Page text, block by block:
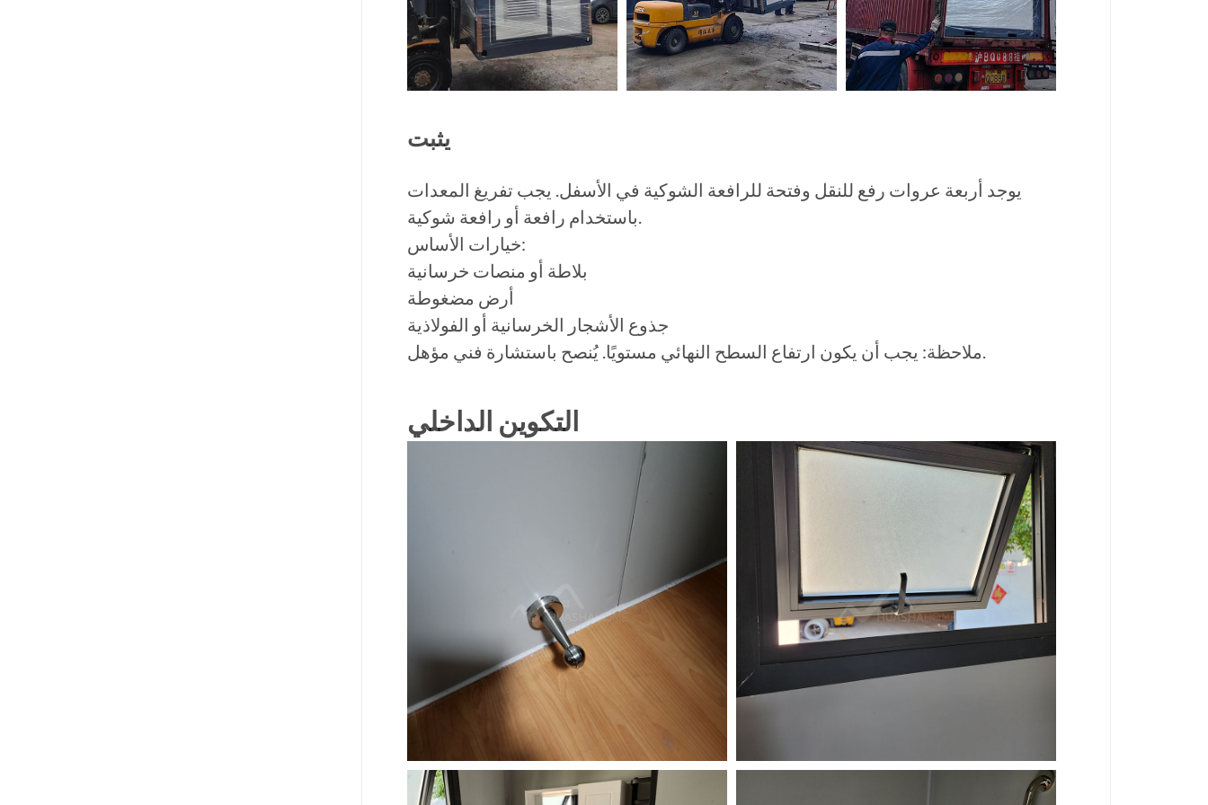
يثبت
يوجد أربعة عروات رفع للنقل وفتحة للرافعة الشوكية في الأسفل. يجب تفريغ المعدات
باستخدام رافعة أو رافعة شوكية.
خيارات الأساس:
بلاطة أو منصات خرسانية
أرض مضغوطة
جذوع الأشجار الخرسانية أو الفولاذية
ملاحظة: يجب أن يكون ارتفاع السطح النهائي مستويًا. يُنصح باستشارة فني مؤهل.
التكوين الداخلي